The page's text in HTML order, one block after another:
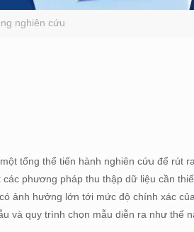
nghiên cứu
tổng thể tiến hành nghiên cứu để rút
phương pháp thu thập dữ liệu cần
ảnh hưởng lớn tới mức độ chính xác
và quy trình chọn mẫu diễn ra như thế